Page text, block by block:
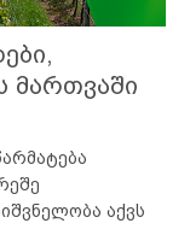
მართვაში
აქვს